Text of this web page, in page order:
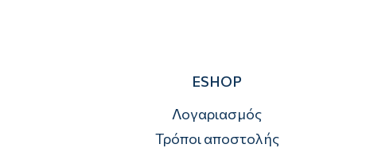
ESHOP
Λογαριασμός
Τρόποι αποστολής